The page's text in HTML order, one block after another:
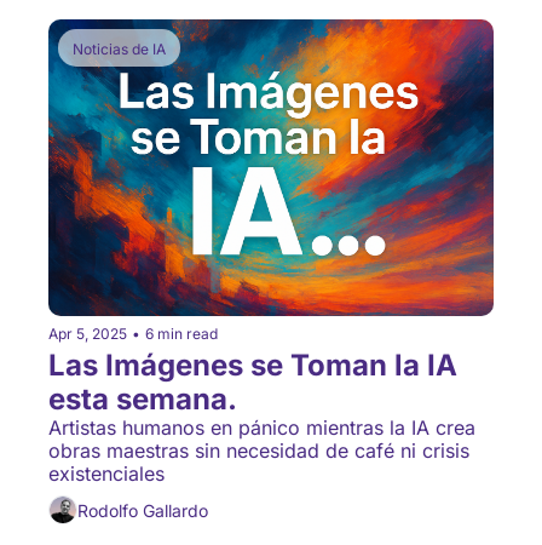
Noticias de IA
Apr 5, 2025 • 6 min read
Las Imágenes se Toman la IA
esta semana.
Artistas humanos en pánico mientras la IA crea
obras maestras sin necesidad de café ni crisis
existenciales
Rodolfo Gallardo